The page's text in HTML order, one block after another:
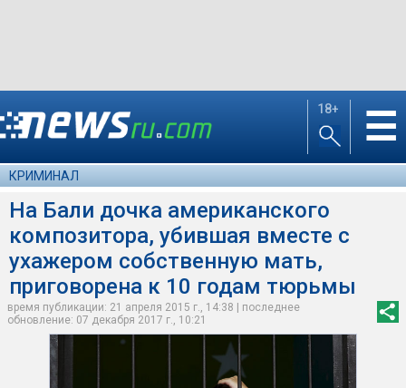
18+ ☰
КРИМИНАЛ
На Бали дочка американского
композитора, убившая вместе с
ухажером собственную мать,
приговорена к 10 годам тюрьмы
время публикации: 21 апреля 2015 г., 14:38 | последнее
обновление: 07 декабря 2017 г., 10:21